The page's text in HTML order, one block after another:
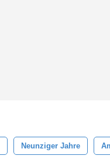
Neunziger Jahre